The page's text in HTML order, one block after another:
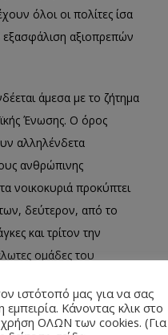
όλοι οι πολίτες ίσα
εξασφάλιση αξιοπρεπών
άμεσα με το ζήτημα
Ένωσης. Ο όρος
αλληλένδετα
ανθρώπινης
νοικοκυριά προκύπτει
δεύτερον, από το
και τρίτον την
ομάδες του
κοινωνική
εξαρτάται σε μεγάλο
(Bambra et al, 2018).
ιστότοπό μας για να σας
Κάνοντας κλικ στο
ΟΛΩΝ των cookies. (Για